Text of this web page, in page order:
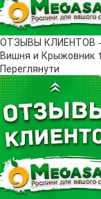
ОТЗЫВЫ КЛИЕНТОВ -
Вишня и Крыжовник
Переглянути